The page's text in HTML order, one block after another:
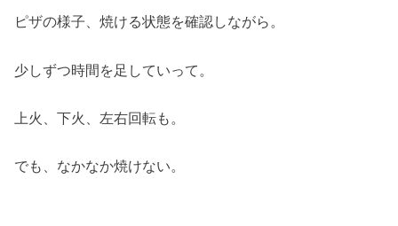
ピザの様子、焼ける状態を確認しながら。
少しずつ時間を足していって。
上火、下火、左右回転も。
でも、なかなか焼けない。